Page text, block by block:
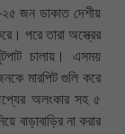
জন ডাকাত দেশীয়
পরে তারা অস্ত্রের
চালায়। এসময়
মারপিট গুলি করে
অলংকার সহ ৫
বাড়াবাড়ির না করার